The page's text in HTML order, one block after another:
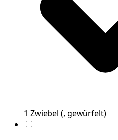
1 Zwiebel (, gewürfelt)